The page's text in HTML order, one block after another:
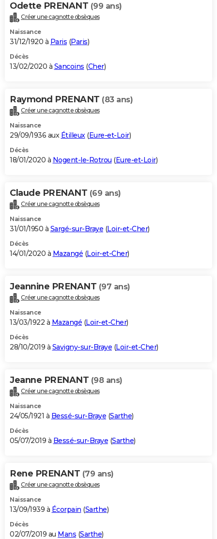
Odette PRENANT (99 ans)
Créer une cagnotte obsèques
Naissance
31/12/1920 à Paris (Paris)
Décès
13/02/2020 à Sancoins (Cher)
Raymond PRENANT (83 ans)
Créer une cagnotte obsèques
Naissance
29/09/1936 aux Étilleux(Eure-et-Loir)
Décès
18/01/2020 à Nogent-le-Rotrou (Eure-et-Loir)
Claude PRENANT (69 ans)
Créer une cagnotte obsèques
Naissance
31/01/1950 à Sargé-sur-Braye (Loir-et-Cher)
Décès
14/01/2020 à Mazangé (Loir-et-Cher)
Jeannine PRENANT (97 ans)
Créer une cagnotte obsèques
Naissance
13/03/1922 à Mazangé (Loir-et-Cher)
Décès
28/10/2019 à Savigny-sur-Braye (Loir-et-Cher)
Jeanne PRENANT (98 ans)
Créer une cagnotte obsèques
Naissance
24/05/1921 à Bessé-sur-Braye (Sarthe)
Décès
05/07/2019 à Bessé-sur-Braye (Sarthe)
Rene PRENANT (79 ans)
Créer une cagnotte obsèques
Naissance
13/09/1939 à Écorpain (Sarthe)
Décès
02/07/2019 au Mans (Sarthe)